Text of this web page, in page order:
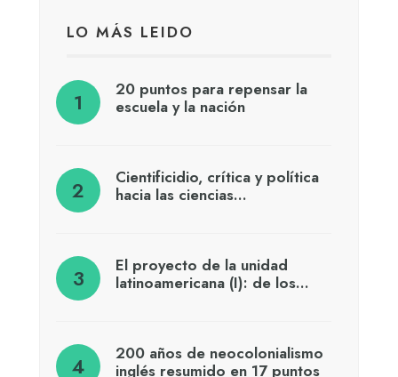
LO MÁS LEIDO
20 puntos para repensar la
escuela y la nación
Cientificidio, crítica y política
hacia las ciencias…
El proyecto de la unidad
latinoamericana (I): de los…
200 años de neocolonialismo
inglés resumido en 17 puntos